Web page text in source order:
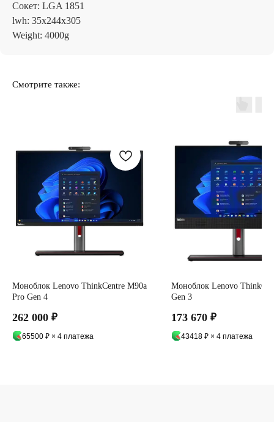
Сокет: LGA 1851
lwh: 35x244x305
Weight: 4000g
Смотрите также:
Моноблок Lenovo ThinkCentre M90a
Pro Gen 4
262 000 ₽
65500 ₽ × 4 платежа
Моноблок Lenovo
Gen 3
173 670 ₽
43418 ₽ × 4 платежа
Отзывы